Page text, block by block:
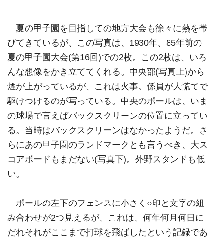
夏の甲子園を目指しての地方大会も徐々に熱を帯
びてきているが、この写真は、1930年、85年前の
夏の甲子園大会(第16回)での2枚。この2枚は、いろ
んな想像をかき立ててくれる。中央部(写真上)から
煙が上がっているが、これは火事。係員が大慌てで
駆けつけるのが写っている。中央のポールは、いま
の球場で言えばバックスクリーンの位置に立ってい
る。当時はバックスクリーンはなかったようだ。さ
らにあの甲子園のランドマークとも言うべき、大ス
コアボードもまだない(写真下)。外野スタンドも低
い。
ポールの左下のフェンスに小さく○印と文字の組
み合わせが2つ見えるが、これは、何年何月何日に
だれそれがここまで打球を飛ばしたという記録であ